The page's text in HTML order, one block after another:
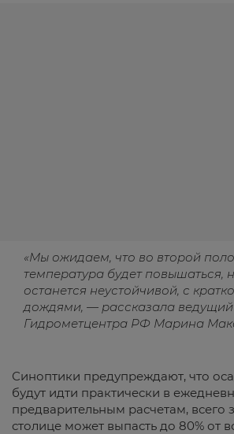
«Мы ожидаем, что во второй
температура будет повышаться,
останется неустойчивой, с
дождями, — рассказала ведущий
Гидрометцентра РФ Марина
Синоптики предупреждают, что
будут идти практически в
предварительным расчетам, всего
столице может выпасть до 80% от